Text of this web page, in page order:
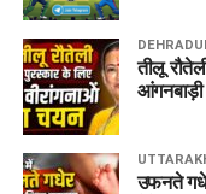
तीलू
आंगनबाड़ी
उफनते